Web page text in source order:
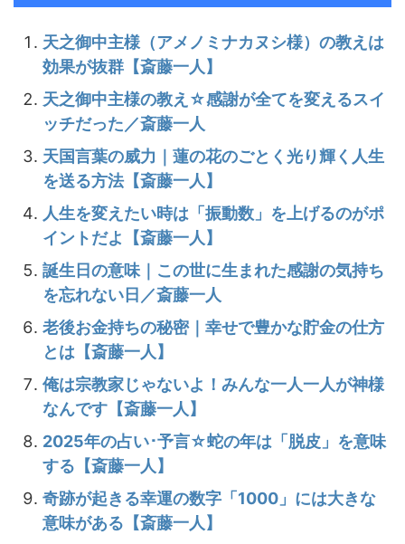
天之御中主様（アメノミナカヌシ様）の教えは
効果が抜群【斎藤一人】
天之御中主様の教え☆感謝が全てを変えるスイ
ッチだった／斎藤一人
天国言葉の威力｜蓮の花のごとく光り輝く人生
を送る方法【斎藤一人】
人生を変えたい時は「振動数」を上げるのがポ
イントだよ【斎藤一人】
誕生日の意味｜この世に生まれた感謝の気持ち
を忘れない日／斎藤一人
老後お金持ちの秘密｜幸せで豊かな貯金の仕方
とは【斎藤一人】
俺は宗教家じゃないよ！みんな一人一人が神様
なんです【斎藤一人】
2025年の占い･予言☆蛇の年は「脱皮」を意味
する【斎藤一人】
奇跡が起きる幸運の数字「1000」には大きな
意味がある【斎藤一人】